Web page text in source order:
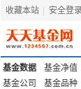
收藏本站 安全登
基金数据 基金净值
基金公司
基金品种